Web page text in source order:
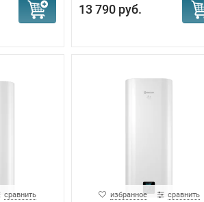
13 790 руб.
сравнить избранное сравнить